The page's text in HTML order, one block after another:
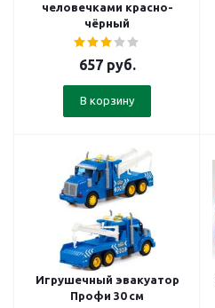
человечками красно-
чёрный
657руб.
В корзину
Игрушечный эвакуатор
Профи 30 см